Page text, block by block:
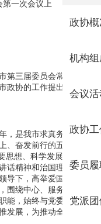
政协概
机构组
会议活
政协工
委员履
党派
一次会议上
第三届委员会常务委员
政协的工作提出建议，
，是我市求真务实、加
、奋发前行的五年。五
思想、科学发展观为指
话精神和治国理政新理
导下，高举爱国主义、
围绕中心、服务大局，
能，始终与党委同心协
发展，为推动全市经济